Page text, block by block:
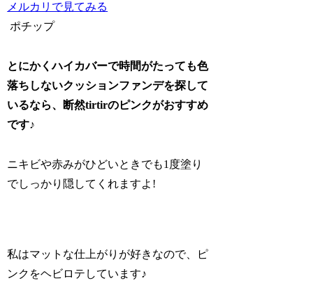
メルカリで見てみる
ポチップ
とにかくハイカバーで時間がたっても色
落ちしないクッションファンデを探して
いるなら、断然tirtirのピンクがおすすめ
です♪
ニキビや赤みがひどいときでも1度塗り
でしっかり隠してくれますよ!
私はマットな仕上がりが好きなので、ピ
ンクをヘビロテしています♪